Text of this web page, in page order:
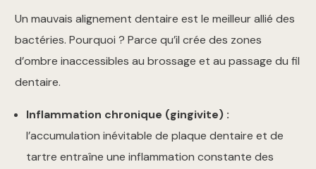
Un mauvais alignement dentaire est le meilleur allié des
bactéries. Pourquoi ? Parce qu’il crée des zones
d’ombre inaccessibles au brossage et au passage du fil
dentaire.
Inflammation chronique (gingivite) :
l’accumulation inévitable de plaque dentaire et de
tartre entraîne une inflammation constante des